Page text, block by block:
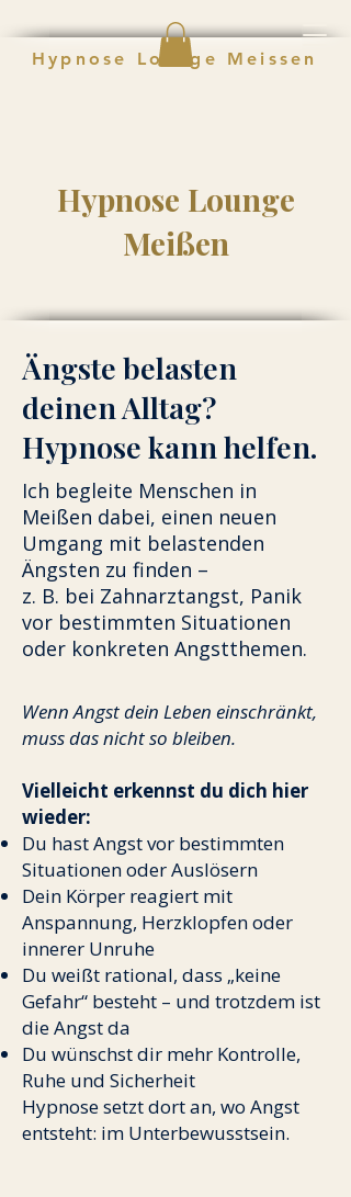
Hypnose Lounge Meissen
Hypnose Lounge
Meißen
Ängste belasten
deinen Alltag?
Hypnose kann helfen.
Ich begleite Menschen in
Meißen dabei, einen neuen
Umgang mit belastenden
Ängsten zu finden –
z. B. bei Zahnarztangst, Panik
vor bestimmten Situationen
oder konkreten Angstthemen.
Wenn Angst dein Leben einschränkt,
muss das nicht so bleiben.
Vielleicht erkennst du dich hier
wieder:
Du hast Angst vor bestimmten
Situationen oder Auslösern
Dein Körper reagiert mit
Anspannung, Herzklopfen oder
innerer Unruhe
Du weißt rational, dass „keine
Gefahr“ besteht – und trotzdem ist
die Angst da
Du wünschst dir mehr Kontrolle,
Ruhe und Sicherheit
Hypnose setzt dort an, wo Angst
entsteht: im Unterbewusstsein.